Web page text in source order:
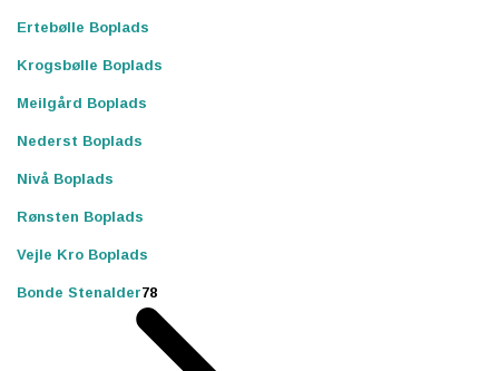
Ertebølle Boplads
Krogsbølle Boplads
Meilgård Boplads
Nederst Boplads
Nivå Boplads
Rønsten Boplads
Vejle Kro Boplads
Bonde Stenalder78